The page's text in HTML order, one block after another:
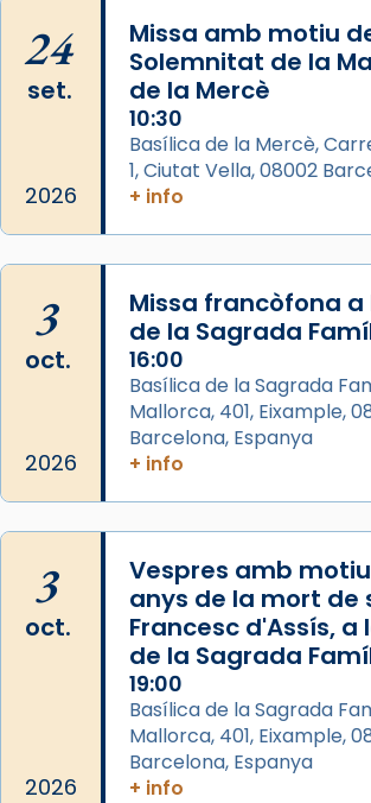
processó (recuperada el 1972)
del temple amb les relíquies de
Des de 1985 hi participa també
diablesses amb música i ball
gran a Mataró.
«Si vols saber què és calor, ves
Share
Arquebisbat de Barcelona
2 weeks ago
Jaume, fill de Zebedeu, és
seu germà Joan i Pere un dels
acompanyava més de prop
Herodes Agripa (vers l'any 44).
Patró de Galícia, després de
musulmanes fou venerat com
Regnes castellans i més tard de
El seu sepulcre a Compostela
centre de peregrinacions
24
set.
2026
Missa amb motiu
Solemnitat de la
de la Mercè
10:30
Basílica de la Mercè,
1, Ciutat Vella, 08002
+ info
3
oct.
2026
Missa francòfona
de la Sagrada
16:00
Basílica de la Sagrada
Mallorca, 401, Eixample,
Barcelona, Espanya
+ info
3
oct.
2026
Vespres amb
anys de la mort de
Francesc d'Assís, a
de la Sagrada
19:00
Basílica de la Sagrada
Mallorca, 401, Eixample,
Barcelona, Espanya
+ info